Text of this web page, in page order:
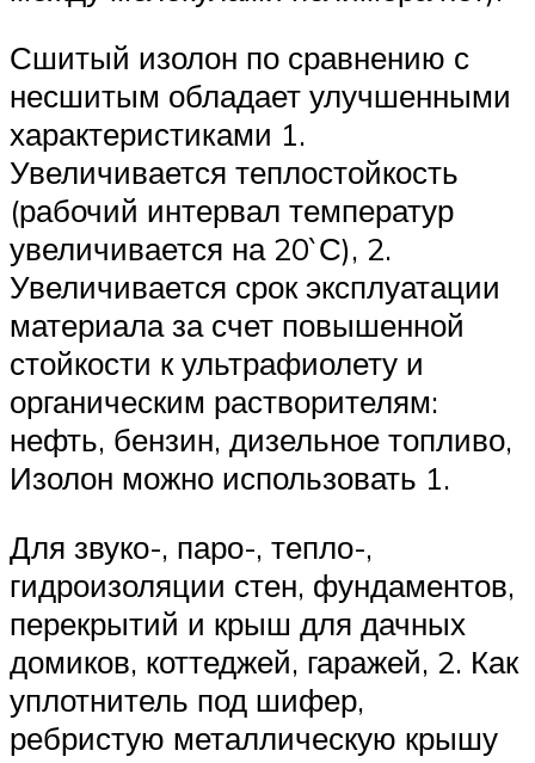
Сшитый изолон по сравнению с
несшитым обладает улучшенными
характеристиками 1.
Увеличивается теплостойкость
(рабочий интервал температур
увеличивается на 20`С), 2.
Увеличивается срок эксплуатации
материала за счет повышенной
стойкости к ультрафиолету и
органическим растворителям:
нефть, бензин, дизельное топливо,
Изолон можно использовать 1.
Для звуко-, паро-, тепло-,
гидроизоляции стен, фундаментов,
перекрытий и крыш для дачных
домиков, коттеджей, гаражей, 2. Как
уплотнитель под шифер,
ребристую металлическую крышу